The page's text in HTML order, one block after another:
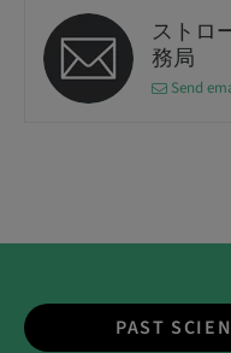
ストロ
務局
Send
PAST